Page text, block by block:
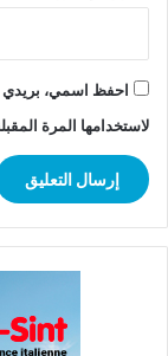
احفظ اسمي، بريدي
لاستخدامها المرة